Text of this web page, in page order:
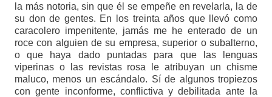
la más notoria, sin que él se empeñe en revelarla, la de
su don de gentes. En los treinta años que llevó como
caracolero impenitente, jamás me he enterado de un
roce con alguien de su empresa, superior o subalterno,
o que haya dado puntadas para que las lenguas
viperinas o las revistas rosa le atribuyan un chisme
maluco, menos un escándalo. Sí de algunos tropiezos
con gente inconforme, conflictiva y debilitada ante la